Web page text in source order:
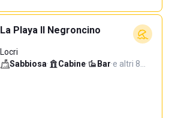
La Playa Il Negroncino
Locri
Sabbiosa· Cabine· Bar·e altri 8…